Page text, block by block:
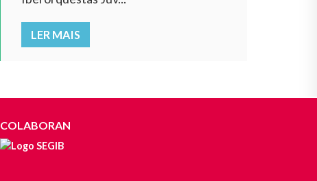
LER MAIS
COLABORAN